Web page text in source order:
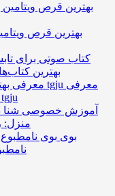
بهترین قرص
بهترین
معرفی
بهترین بونوس‌های فارکس در سایت tgju
آموزش خصوصی شنا
منزل:
بوی